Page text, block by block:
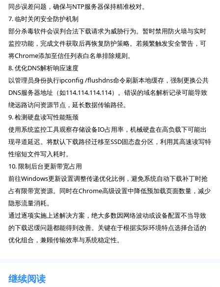
同步误差问题，确保与NTP服务器保持精准校对。
7. 临时关闭安全防护机制
部分杀毒软件会误判合法下载请求为威胁行为。暂时禁用防火墙与实时
监控功能，完成文件获取后再恢复防护策略。若频繁触发安全警告，可
将Chrome添加至信任列表白名单排除规则。
8. 优化DNS解析响应速度
以管理员身份执行ipconfig /flushdns命令刷新本地缓存，强制更换公共
DNS服务器地址（如114.114.114.114）。错误的域名解析记录可能导致
绕远路访问资源节点，延长数据传输路径。
9. 检测硬盘读写性能瓶颈
使用系统监控工具观察存储设备IO占用率，机械硬盘在高负载下可能出
现寻道延迟。将默认下载路径迁移至SSD固态盘分区，利用其高速读写特
性缩短文件写入耗时。
10. 限制后台更新带宽占用
前往Windows更新设置调整传递优化比例，避免系统自动下载补丁时抢
占有限带宽资源。同时在Chrome高级设置中降低预加载页面数量，减少
隐形流量消耗。
通过逐项实施上述解决方案，绝大多数因网络波动或设备配置不当导致
的下载迟缓问题都能得到改善。关键在于根据实际环境特点选择合适的
优化组合，兼顾传输效率与系统稳定性。
继续阅读